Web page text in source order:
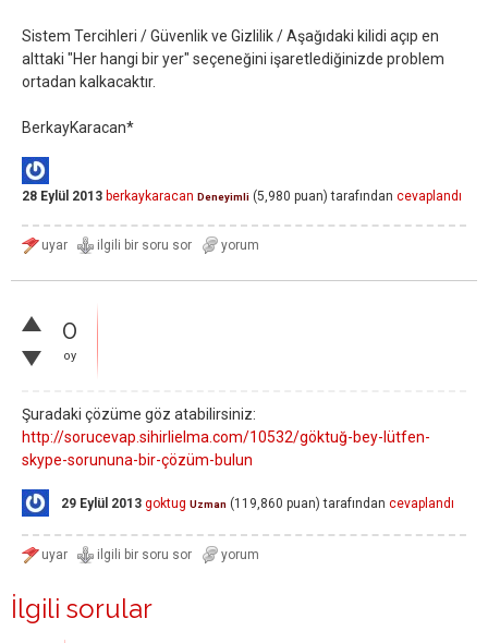
Sistem Tercihleri / Güvenlik ve Gizlilik / Aşağıdaki kilidi açıp en
alttaki "Her hangi bir yer" seçeneğini işaretlediğinizde problem
ortadan kalkacaktır.
BerkayKaracan*
28 Eylül 2013 berkaykaracan Deneyimli (5,980 puan) tarafından cevaplandı
0
oy
Şuradaki çözüme göz atabilirsiniz:
http://sorucevap.sihirlielma.com/10532/göktuğ-bey-lütfen-
skype-sorununa-bir-çözüm-bulun
29 Eylül 2013 goktug Uzman (119,860 puan) tarafından cevaplandı
İlgili sorular